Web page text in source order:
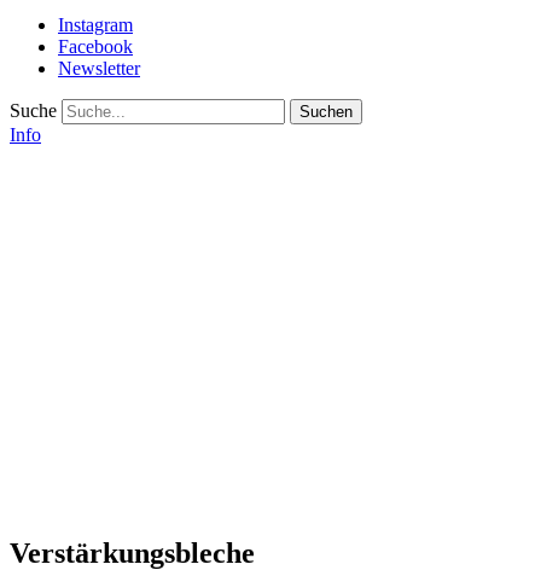
Instagram
Facebook
Newsletter
Suche
Info
Verstärkungsbleche